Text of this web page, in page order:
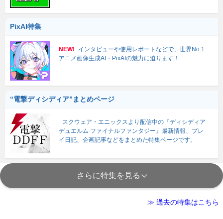
PixAI特集
NEW!
インタビューや使用レポートなどで、世界No.1
アニメ画像生成AI・PixAIの魅力に迫ります！
“電撃ディシディア”まとめページ
スクウェア・エニックスより配信中の『ディシディア
デュエルム ファイナルファンタジー』最新情報、プレ
イ日記、企画記事などをまとめた特集ページです。
さらに特集を見る
≫ 過去の特集はこちら